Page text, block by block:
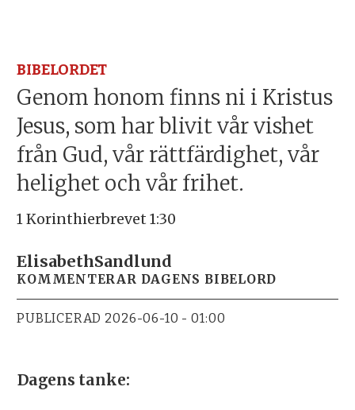
BIBELORDET
Genom honom finns ni i Kristus
Jesus, som har blivit vår vishet
från Gud, vår rättfärdighet, vår
helighet och vår frihet.
1 Korinthierbrevet 1:30
ElisabethSandlund
KOMMENTERAR DAGENS BIBELORD
PUBLICERAD 2026-06-10 - 01:00
Dagens tanke: